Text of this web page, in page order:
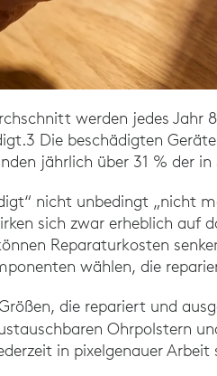
werden jedes Jahr
Die beschädigten
jährlich über 31 % der
nicht unbedingt „nicht
sich zwar erheblich auf
Reparaturkosten
wählen, die
die repariert und
Ohrpolstern
in pixelgenauer